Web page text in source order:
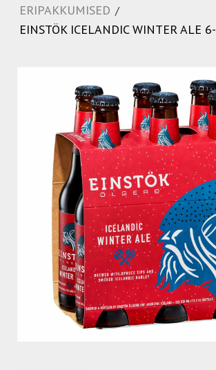
ERIPAKKUMISED /
EINSTÖK ICELANDIC WINTER ALE